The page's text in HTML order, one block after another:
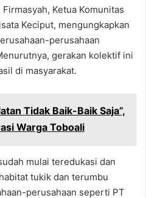
Ketua Komunitas
Keciput, mengungkapkan
perusahaan
gerakan kolektif ini
di masyarakat.
Tidak Baik-Baik Saja”,
Warga Toboali
mulai teredukasi dan
tukik dan terumbu
perusahaan seperti PT